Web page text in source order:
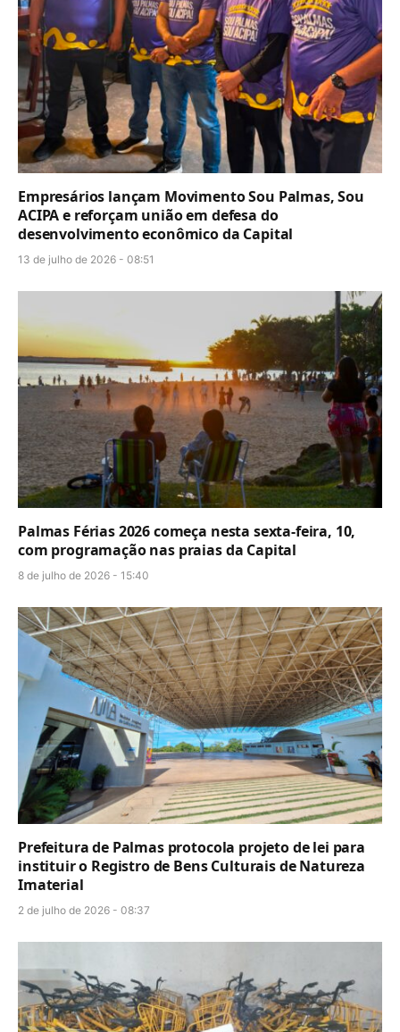
Empresários lançam Movimento Sou Palmas, Sou
ACIPA e reforçam união em defesa do
desenvolvimento econômico da Capital
13 de julho de 2026 - 08:51
Palmas Férias 2026 começa nesta sexta-feira, 10,
com programação nas praias da Capital
8 de julho de 2026 - 15:40
Prefeitura de Palmas protocola projeto de lei para
instituir o Registro de Bens Culturais de Natureza
Imaterial
2 de julho de 2026 - 08:37